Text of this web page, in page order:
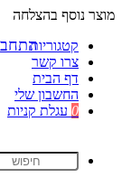
מוצר נוסף בהצלחה
קטגוריות
צרו קשר
דף הבית
החשבון שלי
0 עגלת קניות